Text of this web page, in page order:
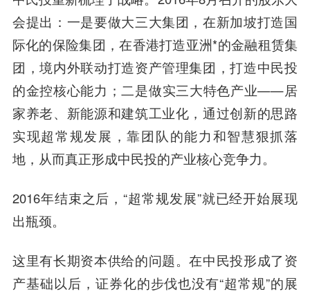
会提出：一是要做大三大集团，在新加坡打造国
际化的保险集团，在香港打造亚洲*的金融租赁集
团，境内外联动打造资产管理集团，打造中民投
的金控核心能力；二是做实三大特色产业——居
家养老、新能源和建筑工业化，通过创新的思路
实现超常规发展，靠团队的能力和智慧狠抓落
地，从而真正形成中民投的产业核心竞争力。
2016年结束之后，“超常规发展”就已经开始展现
出瓶颈。
这里有长期资本供给的问题。在中民投形成了资
产基础以后，证券化的步伐也没有“超常规”的展